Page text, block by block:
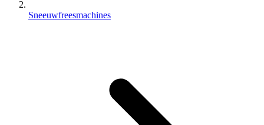
Sneeuwfreesmachines